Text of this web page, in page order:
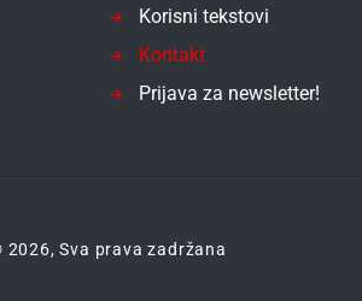
Korisni tekstovi
Kontakt
Prijava za newsletter!
2026, Sva prava zadržana